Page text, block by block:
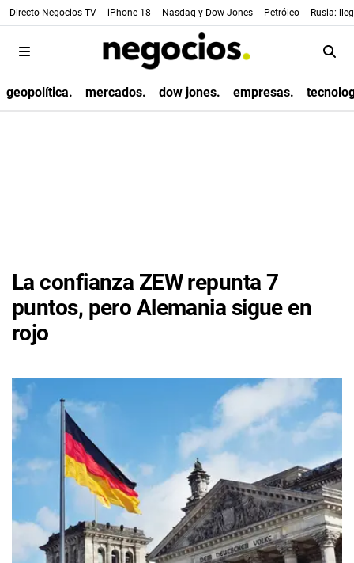
Directo Negocios TV - iPhone 18 - Nasdaq y Dow Jones - Petróleo - Rusia:
geopolítica. mercados. dow jones. empresas.
La confianza ZEW repunta 7
puntos, pero Alemania sigue en
rojo